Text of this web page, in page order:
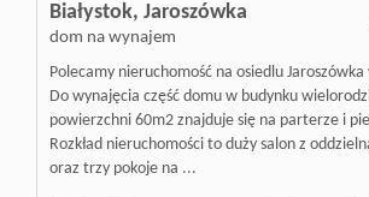
Białystok, Jaroszówka
dom na wynajem
Polecamy nieruchomość na osiedlu Jaroszówka
Do wynajęcia część domu w budynku
powierzchni 60m2 znajduje się na parterze i
Rozkład nieruchomości to duży salon z
oraz trzy pokoje na ...